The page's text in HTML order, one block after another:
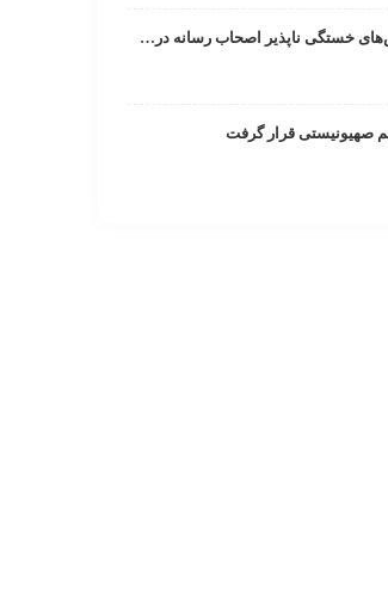
تقدیر صندوق اعتباری هنر از نقش موثر و تلاش‌های خستگی ناپذیر اصحاب رسانه در روزهای خطیر کشور
صهیونیستی قرار گرفت